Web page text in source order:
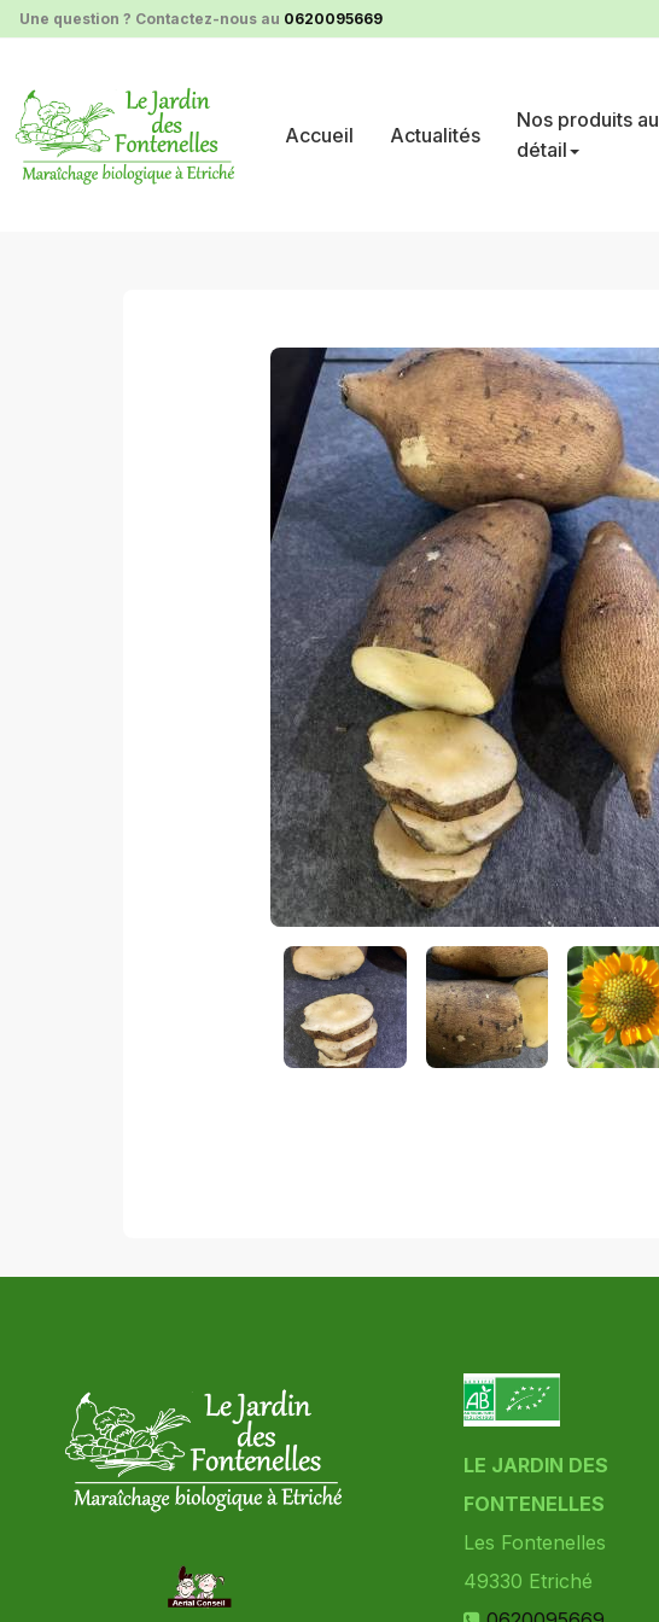
Panneau de gestion des cookies
Accueil Actualités
Nos produits au
détail
Une question ? Contactez-nous au 0620095669
LE JARDIN DES
FONTENELLES
Les Fontenelles
49330 Etriché